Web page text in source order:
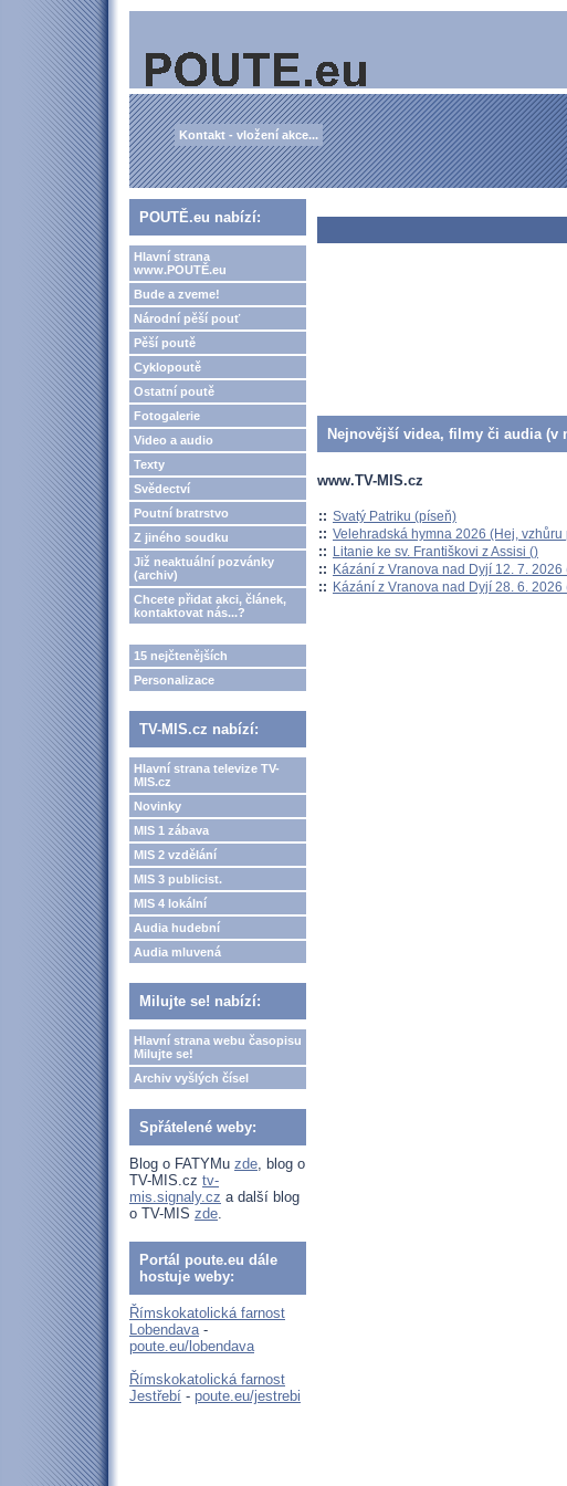
Kontakt - vložení akce...
POUTĚ.eu nabízí:
Hlavní strana
www.POUTĚ.eu
Bude a zveme!
Národní pěší pouť
Pěší poutě
Cyklopoutě
Ostatní poutě
Fotogalerie
Video a audio
Texty
Svědectví
Poutní bratrstvo
Z jiného soudku
Již neaktuální pozvánky
(archiv)
Chcete přidat akci, článek,
kontaktovat nás...?
15 nejčtenějších
Personalizace
TV-MIS.cz nabízí:
Hlavní strana televize TV-
MIS.cz
Novinky
MIS 1 zábava
MIS 2 vzdělání
MIS 3 publicist.
MIS 4 lokální
Audia hudební
Audia mluvená
Milujte se! nabízí:
Hlavní strana webu časopisu
Milujte se!
Archiv vyšlých čísel
Spřátelené weby:
Blog o FATYMu zde, blog o
TV-MIS.cz tv-
mis.signaly.cz a další blog
o TV-MIS zde.
Portál poute.eu dále
hostuje weby:
Římskokatolická farnost
Lobendava-
poute.eu/lobendava
Římskokatolická farnost
Jestřebí - poute.eu/jestrebi
Nejnovější videa, filmy či audia (v
www.TV-MIS.cz
:: Svatý Patriku (píseň)
:: Velehradská hymna 2026 (Hej, vzhůru
:: Litanie ke sv. Františkovi z Assisi ()
:: Kázání z Vranova nad Dyjí 12. 7.
:: Kázání z Vranova nad Dyjí 28. 6.